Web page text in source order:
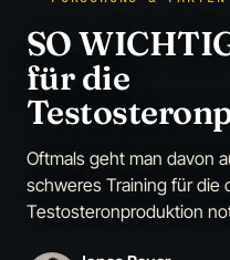
SO
für die
Oftmals geht man davon
schweres Training für die
Testosteronproduktion